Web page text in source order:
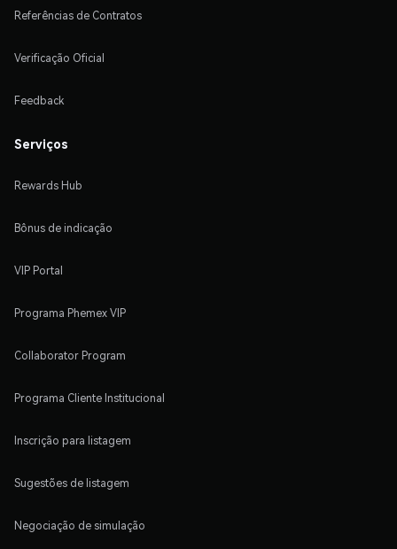
Referências de Contratos
Verificação Oficial
Feedback
Serviços
Rewards Hub
Bônus de indicação
VIP Portal
Programa Phemex VIP
Collaborator Program
Programa Cliente Institucional
Inscrição para listagem
Sugestões de listagem
Negociação de simulação